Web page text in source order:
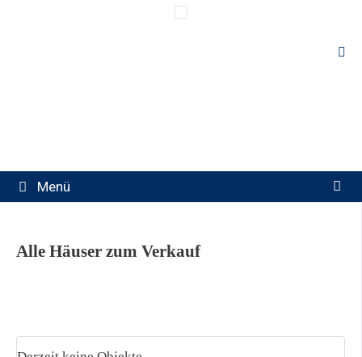
Menü
Alle Häuser zum Verkauf